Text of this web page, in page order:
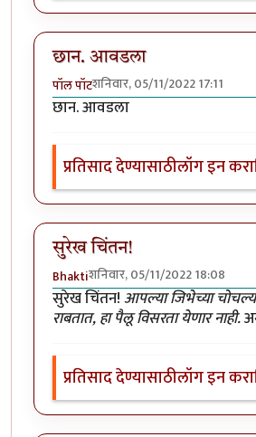
छान. आवडला
पॉल पॉटशनिवार, 05/11/2022 17:11
छान. आवडला
प्रतिसाद देण्यासाठीलॉग इन करा
सुरेख चिंतन!
Bhaktiशनिवार, 05/11/2022 18:08
सुरेख चिंतन!आपल्या जिभेच्या
राबतात, हा पैलू विसरता येणार नाही.
प्रतिसाद देण्यासाठीलॉग इन करा